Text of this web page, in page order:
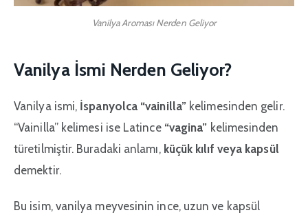
Vanilya Aroması Nerden Geliyor
Vanilya İsmi Nerden Geliyor?
Vanilya ismi, İspanyolca “vainilla” kelimesinden gelir.
“Vainilla” kelimesi ise Latince “vagina” kelimesinden
türetilmiştir. Buradaki anlamı, küçük kılıf veya kapsül
demektir.
Bu isim, vanilya meyvesinin ince, uzun ve kapsül